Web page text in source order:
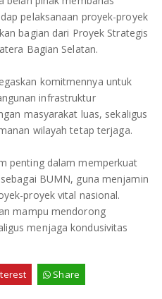
pelaksanaan proyek-proyek
bagian dari Proyek Strategis
Bagian Selatan.
komitmennya untuk
infrastruktur
masyarakat luas, sekaligus
wilayah tetap terjaga.
penting dalam memperkuat
BUMN, guna menjamin
proyek vital nasional.
mampu mendorong
menjaga kondusivitas
Share